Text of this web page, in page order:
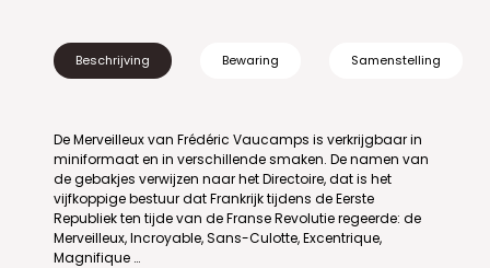
Beschrijving Bewaring Samenstelling
De Merveilleux van Frédéric Vaucamps is verkrijgbaar in
miniformaat en in verschillende smaken. De namen van
de gebakjes verwijzen naar het Directoire, dat is het
vijfkoppige bestuur dat Frankrijk tijdens de Eerste
Republiek ten tijde van de Franse Revolutie regeerde: de
Merveilleux, Incroyable, Sans-Culotte, Excentrique,
Magnifique …